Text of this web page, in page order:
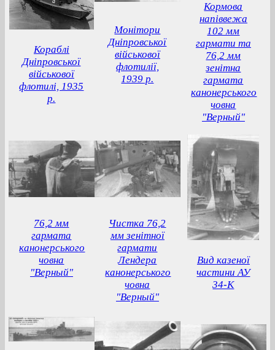
Кораблі
Дніпровської
військової
флотилі, 1935
р.
Монітори
Дніпровської
військової
флотилії,
1939 р.
Кормова
напіввежа
102 мм
гармати та
76,2 мм
зенітна
гармата
канонерського
човна
"Верный"
76,2 мм
гармата
канонерського
човна
"Верный"
Чистка 76,2
мм зенітної
гармати
Лендера
канонерського
човна
"Верный"
Вид казеної
частини АУ
34-К